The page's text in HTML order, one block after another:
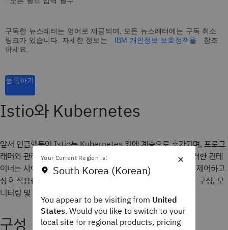
구독한 뉴스레터는 영어로 제공되며, 모든 뉴스레터에는 구독 취소
링크가 있습니다. 자세한 정보는
IBM 개인정보 보호정책을
참조
하세요.
등록하기
Istio와 Kubernetes
앞서 언급했듯이 Istio는 Kubernetes 위에 계층으로 추가되며, 프로그
래머와 관리자에게는 보이지 않는 컨테이너를 추가합니다. 이러한 컨테
이너는 사이드카 컨테이너라고 하며, 구성 요소 간의 트래픽을 제어하고
상호 작용을 모니터링하는 중간자 역할을 합니다. 이 두 가지는 구성, 모
니터링 및 관리라는 세 가지 방식으로 결합하여 작동합니다.
구성
×
Your Current Region is:
South Korea (Korean)
You appear to be visiting from United
States. Would you like to switch to your
local site for regional products, pricing